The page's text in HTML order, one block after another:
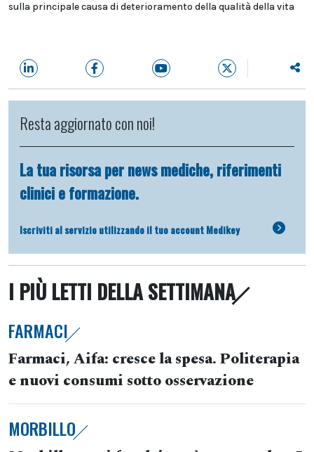
sulla principale causa di deterioramento della qualità della vita
Resta aggiornato con noi!
La tua risorsa per news mediche, riferimenti
clinici e formazione.
Iscriviti al servizio utilizzando il tuo account Medikey
I PIÙ LETTI DELLA SETTIMANA
FARMACI
Farmaci, Aifa: cresce la spesa. Politerapia
e nuovi consumi sotto osservazione
MORBILLO